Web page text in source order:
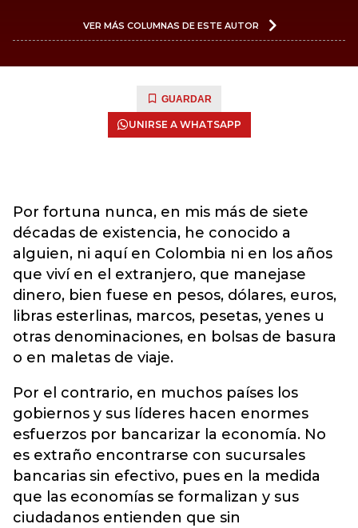
VER MÁS COLUMNAS DE ESTE AUTOR
GUARDAR
UNIRSE A WHATSAPP
Por fortuna nunca, en mis más de siete
décadas de existencia, he conocido a
alguien, ni aquí en Colombia ni en los años
que viví en el extranjero, que manejase
dinero, bien fuese en pesos, dólares, euros,
libras esterlinas, marcos, pesetas, yenes u
otras denominaciones, en bolsas de basura
o en maletas de viaje.
Por el contrario, en muchos países los
gobiernos y sus líderes hacen enormes
esfuerzos por bancarizar la economía. No
es extraño encontrarse con sucursales
bancarias sin efectivo, pues en la medida
que las economías se formalizan y sus
ciudadanos entienden que sin